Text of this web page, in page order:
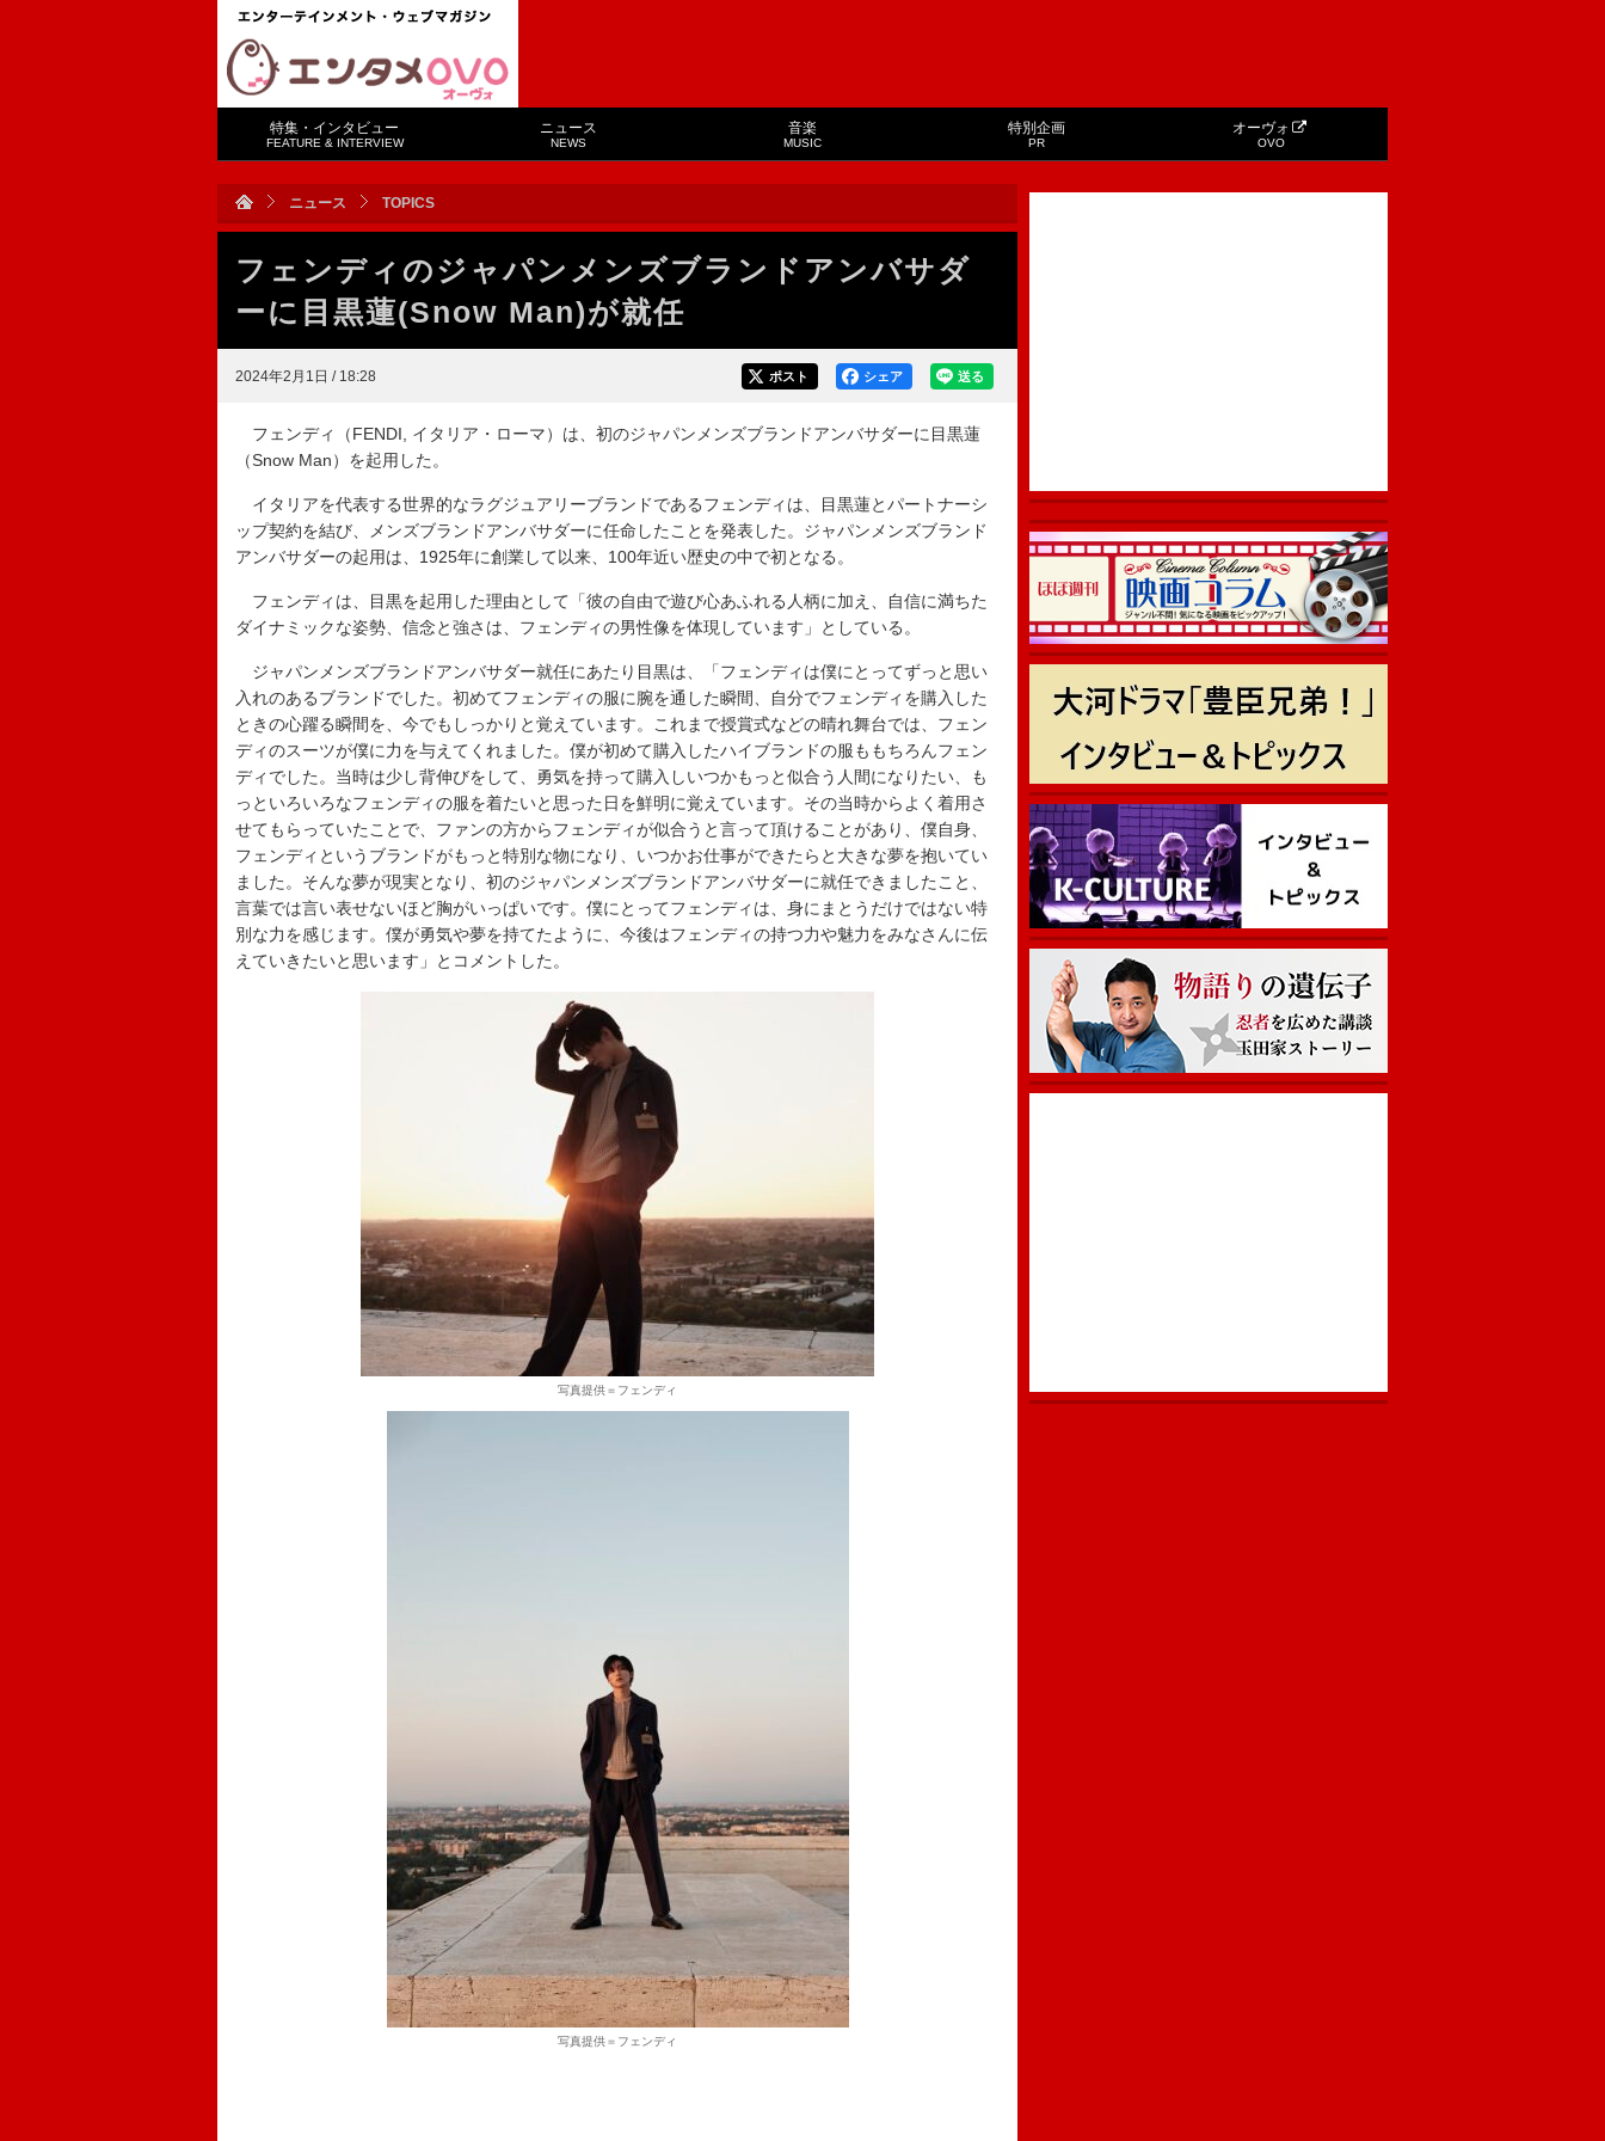
特集・インタビュー
FEATURE & INTERVIEW
ニュース
NEWS
音楽
MUSIC
特別企画
PR
オーヴォ
OVO
ニュース TOPICS
フェンディのジャパンメンズブランドアンバサダ
ーに目黒蓮(Snow Man)が就任
2024年2月1日 / 18:28 送る
シェア
ポスト
フェンディ（FENDI, イタリア・ローマ）は、初のジャパンメンズブランドアンバサダーに目黒蓮
（Snow Man）を起用した。
イタリアを代表する世界的なラグジュアリーブランドであるフェンディは、目黒蓮とパートナーシ
ップ契約を結び、メンズブランドアンバサダーに任命したことを発表した。ジャパンメンズブランド
アンバサダーの起用は、1925年に創業して以来、100年近い歴史の中で初となる。
フェンディは、目黒を起用した理由として「彼の自由で遊び心あふれる人柄に加え、自信に満ちた
ダイナミックな姿勢、信念と強さは、フェンディの男性像を体現しています」としている。
ジャパンメンズブランドアンバサダー就任にあたり目黒は、「フェンディは僕にとってずっと思い
入れのあるブランドでした。初めてフェンディの服に腕を通した瞬間、自分でフェンディを購入した
ときの心躍る瞬間を、今でもしっかりと覚えています。これまで授賞式などの晴れ舞台では、フェン
ディのスーツが僕に力を与えてくれました。僕が初めて購入したハイブランドの服ももちろんフェン
ディでした。当時は少し背伸びをして、勇気を持って購入しいつかもっと似合う人間になりたい、も
っといろいろなフェンディの服を着たいと思った日を鮮明に覚えています。その当時からよく着用さ
せてもらっていたことで、ファンの方からフェンディが似合うと言って頂けることがあり、僕自身、
フェンディというブランドがもっと特別な物になり、いつかお仕事ができたらと大きな夢を抱いてい
ました。そんな夢が現実となり、初のジャパンメンズブランドアンバサダーに就任できましたこと、
言葉では言い表せないほど胸がいっぱいです。僕にとってフェンディは、身にまとうだけではない特
別な力を感じます。僕が勇気や夢を持てたように、今後はフェンディの持つ力や魅力をみなさんに伝
えていきたいと思います」とコメントした。
写真提供＝フェンディ
写真提供＝フェンディ